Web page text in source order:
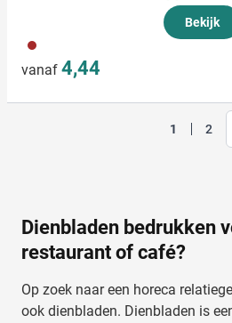
945
vanaf 4,44
Bekijk
Je leest
1 2
Dienbladen bedrukken
restaurant of café?
Op zoek naar een horeca
ook dienbladen. Dienbladen is